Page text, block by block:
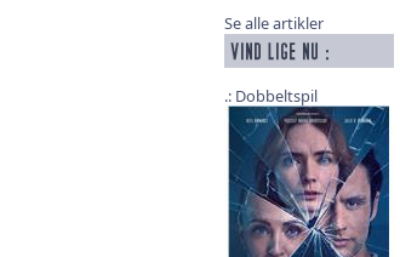
Se alle artikler
Dobbeltspil